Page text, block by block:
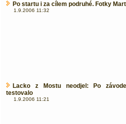
Po startu i za cílem podruhé. Fotky
1.9.2006 11:32
Lacko z Mostu neodjel: Po
testovalo
1.9.2006 11:21